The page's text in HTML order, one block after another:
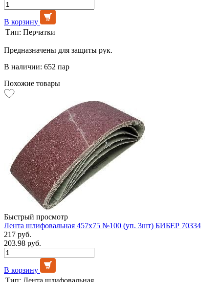
В корзину
Тип: Перчатки
Предназначены для защиты рук.
В наличии: 652 пар
Похожие товары
Быстрый просмотр
Лента шлифовальная 457х75 №100 (уп. 3шт) БИБЕР 70334
217 руб.
203.98 руб.
В корзину
Тип: Лента шлифовальная